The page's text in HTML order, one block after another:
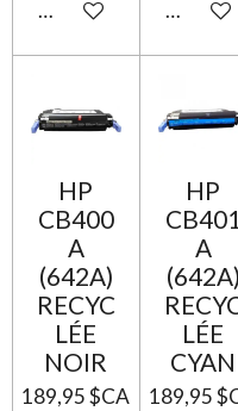
Ajouter au panierAjouter
HP
CB400
A
(642A)
RECYC
LÉE
NOIR
189,95 $CA
HP
A
(642A)
LÉE
CYAN
189,95